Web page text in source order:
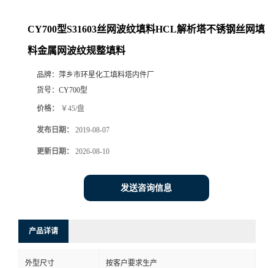
CY700型S31603丝网波纹填料HCL解析塔不锈钢丝网填
料金属网波纹规整填料
品牌： 萍乡市环星化工填料塔内件厂
货号： CY700型
价格： ￥45/盘
发布日期： 2019-08-07
更新日期： 2026-08-10
发送咨询信息
产品详请
外型尺寸 按客户要求生产